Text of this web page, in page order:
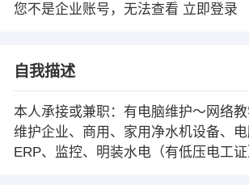
您不是企业账号，无法查看 立即登录
自我描述
本人承接或兼职：有电脑维护～网络
维护企业、商用、家用净水机设备、电
ERP、监控、明装水电（有低压电工证